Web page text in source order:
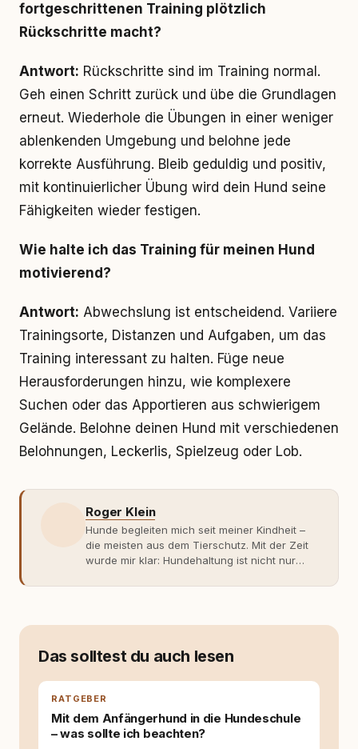
fortgeschrittenen Training plötzlich
Rückschritte macht?
Antwort: Rückschritte sind im Training normal.
Geh einen Schritt zurück und übe die Grundlagen
erneut. Wiederhole die Übungen in einer weniger
ablenkenden Umgebung und belohne jede
korrekte Ausführung. Bleib geduldig und positiv,
mit kontinuierlicher Übung wird dein Hund seine
Fähigkeiten wieder festigen.
Wie halte ich das Training für meinen Hund
motivierend?
Antwort: Abwechslung ist entscheidend. Variiere
Trainingsorte, Distanzen und Aufgaben, um das
Training interessant zu halten. Füge neue
Herausforderungen hinzu, wie komplexere
Suchen oder das Apportieren aus schwierigem
Gelände. Belohne deinen Hund mit verschiedenen
Belohnungen, Leckerlis, Spielzeug oder Lob.
Roger Klein
Hunde begleiten mich seit meiner Kindheit –
die meisten aus dem Tierschutz. Mit der Zeit
wurde mir klar: Hundehaltung ist nicht nur
Fachwissen. Der Wendepunkt kam mit meinem
moderner Hundeerziehung
entsteht echte Bindung dort, wo Verständnis
Wissen ersetzt – nicht umgekehrt. Aus dieser
Entwicklung entstand rundum.dog – ein
Wissens- und Serviceportal für
Das solltest du auch lesen
RATGEBER
Mit dem Anfängerhund in die Hundeschule
– was sollte ich beachten?